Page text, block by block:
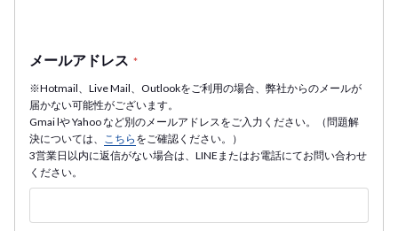
メールアドレス *
※Hotmail、Live Mail、Outlookをご利用の場合、弊社からのメールが
届かない可能性がございます。
Gmai lや Yahoo など別のメールアドレスをご入力ください。（問題解
決については、
こちら をご確認ください。）
3営業日以内に返信がない場合は、LINEまたはお電話にてお問い合わせ
ください。